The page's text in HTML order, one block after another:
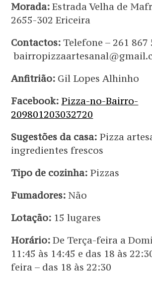
Morada: Estrada Velha de
2655-302 Ericeira
Contactos: Telefone – 261
Anfitrião: Gil Lopes Alhinho
Facebook: Pizza-no-Bairro-
209801203032720
Sugestões da casa: Pizza
ingredientes frescos
Tipo de cozinha: Pizzas
Fumadores: Não
Lotação: 15 lugares
Horário:De Terça-feira a
11:45 às 14:45 e das 18 às
feira – das 18 às 22:30